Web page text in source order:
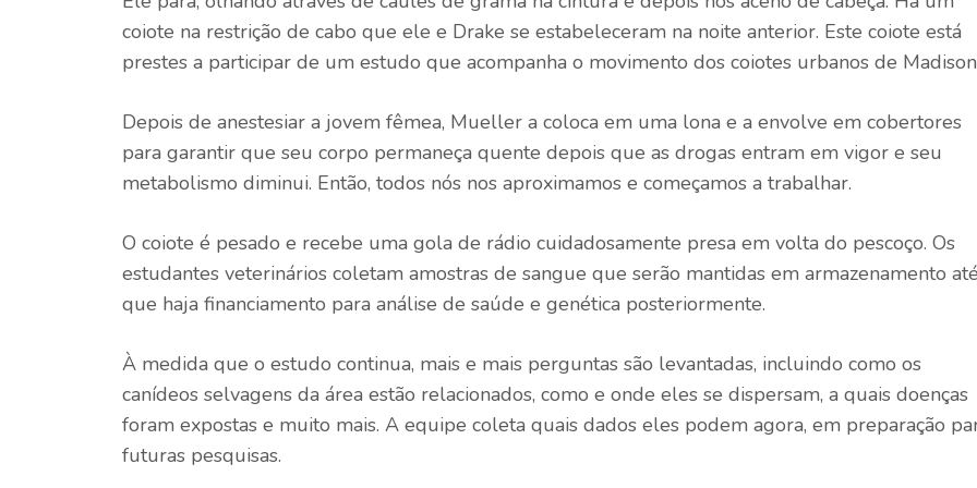
coiote na restrição de cabo que ele e Drake se estabeleceram na noite anterior. Este coiote está
prestes a participar de um estudo que acompanha o movimento dos coiotes urbanos de
Depois de anestesiar a jovem fêmea, Mueller a coloca em uma lona e a envolve em cobertores
para garantir que seu corpo permaneça quente depois que as drogas entram em vigor e seu
metabolismo diminui. Então, todos nós nos aproximamos e começamos a trabalhar.
O coiote é pesado e recebe uma gola de rádio cuidadosamente presa em volta do pescoço. Os
estudantes veterinários coletam amostras de sangue que serão mantidas em armazenamento até
que haja financiamento para análise de saúde e genética posteriormente.
À medida que o estudo continua, mais e mais perguntas são levantadas, incluindo como os
canídeos selvagens da área estão relacionados, como e onde eles se dispersam, a quais doenças
foram expostas e muito mais. A equipe coleta quais dados eles podem agora, em preparação
futuras pesquisas.